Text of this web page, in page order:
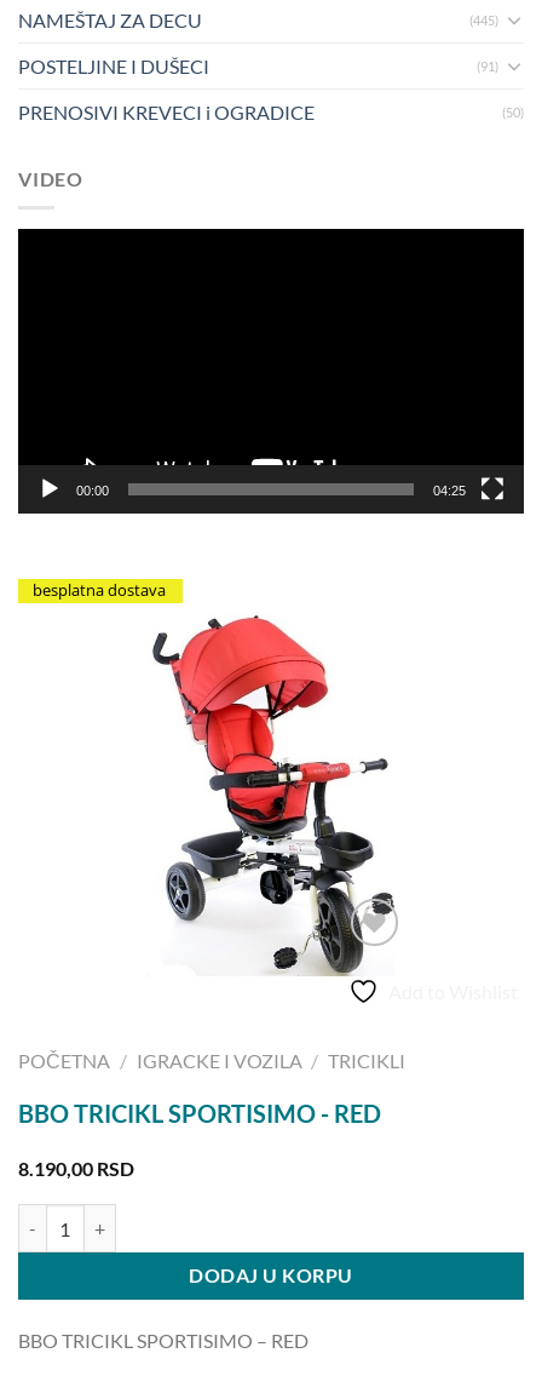
NAMEŠTAJ ZA DECU (445)
POSTELJINE I DUŠECI (91)
PRENOSIVI KREVECI i OGRADICE (50)
VIDEO
00:00 04:25
besplatna dostava
POČETNA / IGRACKE I VOZILA / TRICIKLI
BBO TRICIKL SPORTISIMO - RED
8.190,00 RSD
DODAJ U KORPU
BBO TRICIKL SPORTISIMO – RED